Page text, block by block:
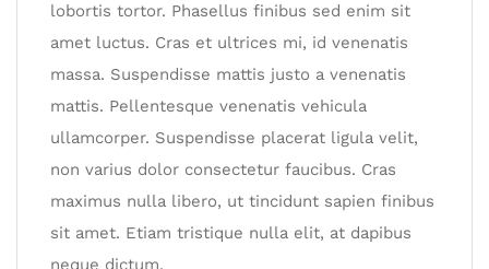
lobortis tortor. Phasellus finibus sed enim sit
amet luctus. Cras et ultrices mi, id venenatis
massa. Suspendisse mattis justo a venenatis
mattis. Pellentesque venenatis vehicula
ullamcorper. Suspendisse placerat ligula velit,
non varius dolor consectetur faucibus. Cras
maximus nulla libero, ut tincidunt sapien finibus
sit amet. Etiam tristique nulla elit, at dapibus
neque dictum.